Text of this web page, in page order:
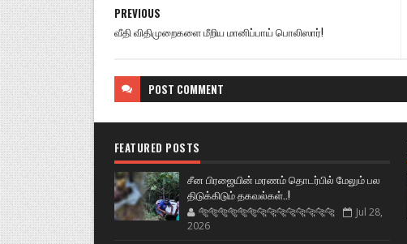
PREVIOUS
வீதி விதிமுறைகளை மீறிய மானிப்பாய் பொலிஸார்!
POST COMMENT
FEATURED POSTS
சீன பிரஜையின் மரணம் தொடர்பில் மேலும் பல
திடுக்கிடும் தகவல்கள்..!
🐅🐅🐅🐅🐅🐅🐆🐆🐆🐆🐆🐆🐆🐆
Jul 28,
2026